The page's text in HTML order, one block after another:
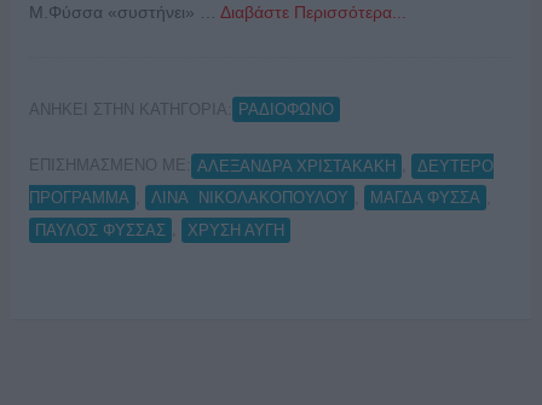
Μ.Φύσσα «συστήνει» … Διαβάστε Περισσότερα...
ΑΝΗΚΕΙ ΣΤΗΝ ΚΑΤΗΓΟΡΙΑ: ΡΑΔΙΟΦΩΝΟ
ΕΠΙΣΗΜΑΣΜΕΝΟ ΜΕ: ΑΛΕΞΑΝΔΡΑ ΧΡΙΣΤΑΚΑΚΗ
ΔΕΥΤΕΡΟ
ΠΡΟΓΡΑΜΜΑ
ΛΙΝΑ ΝΙΚΟΛΑΚΟΠΟΥΛΟΥ ΜΑΓΔΑ ΦΥΣΣΑ
ΠΑΥΛΟΣ ΦΥΣΣΑΣ
ΧΡΥΣΗ ΑΥΓΗ